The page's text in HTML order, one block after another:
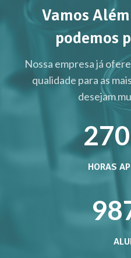
Vamos
podemos
Nossa empresa já
qualidade para as
desejam
HORAS